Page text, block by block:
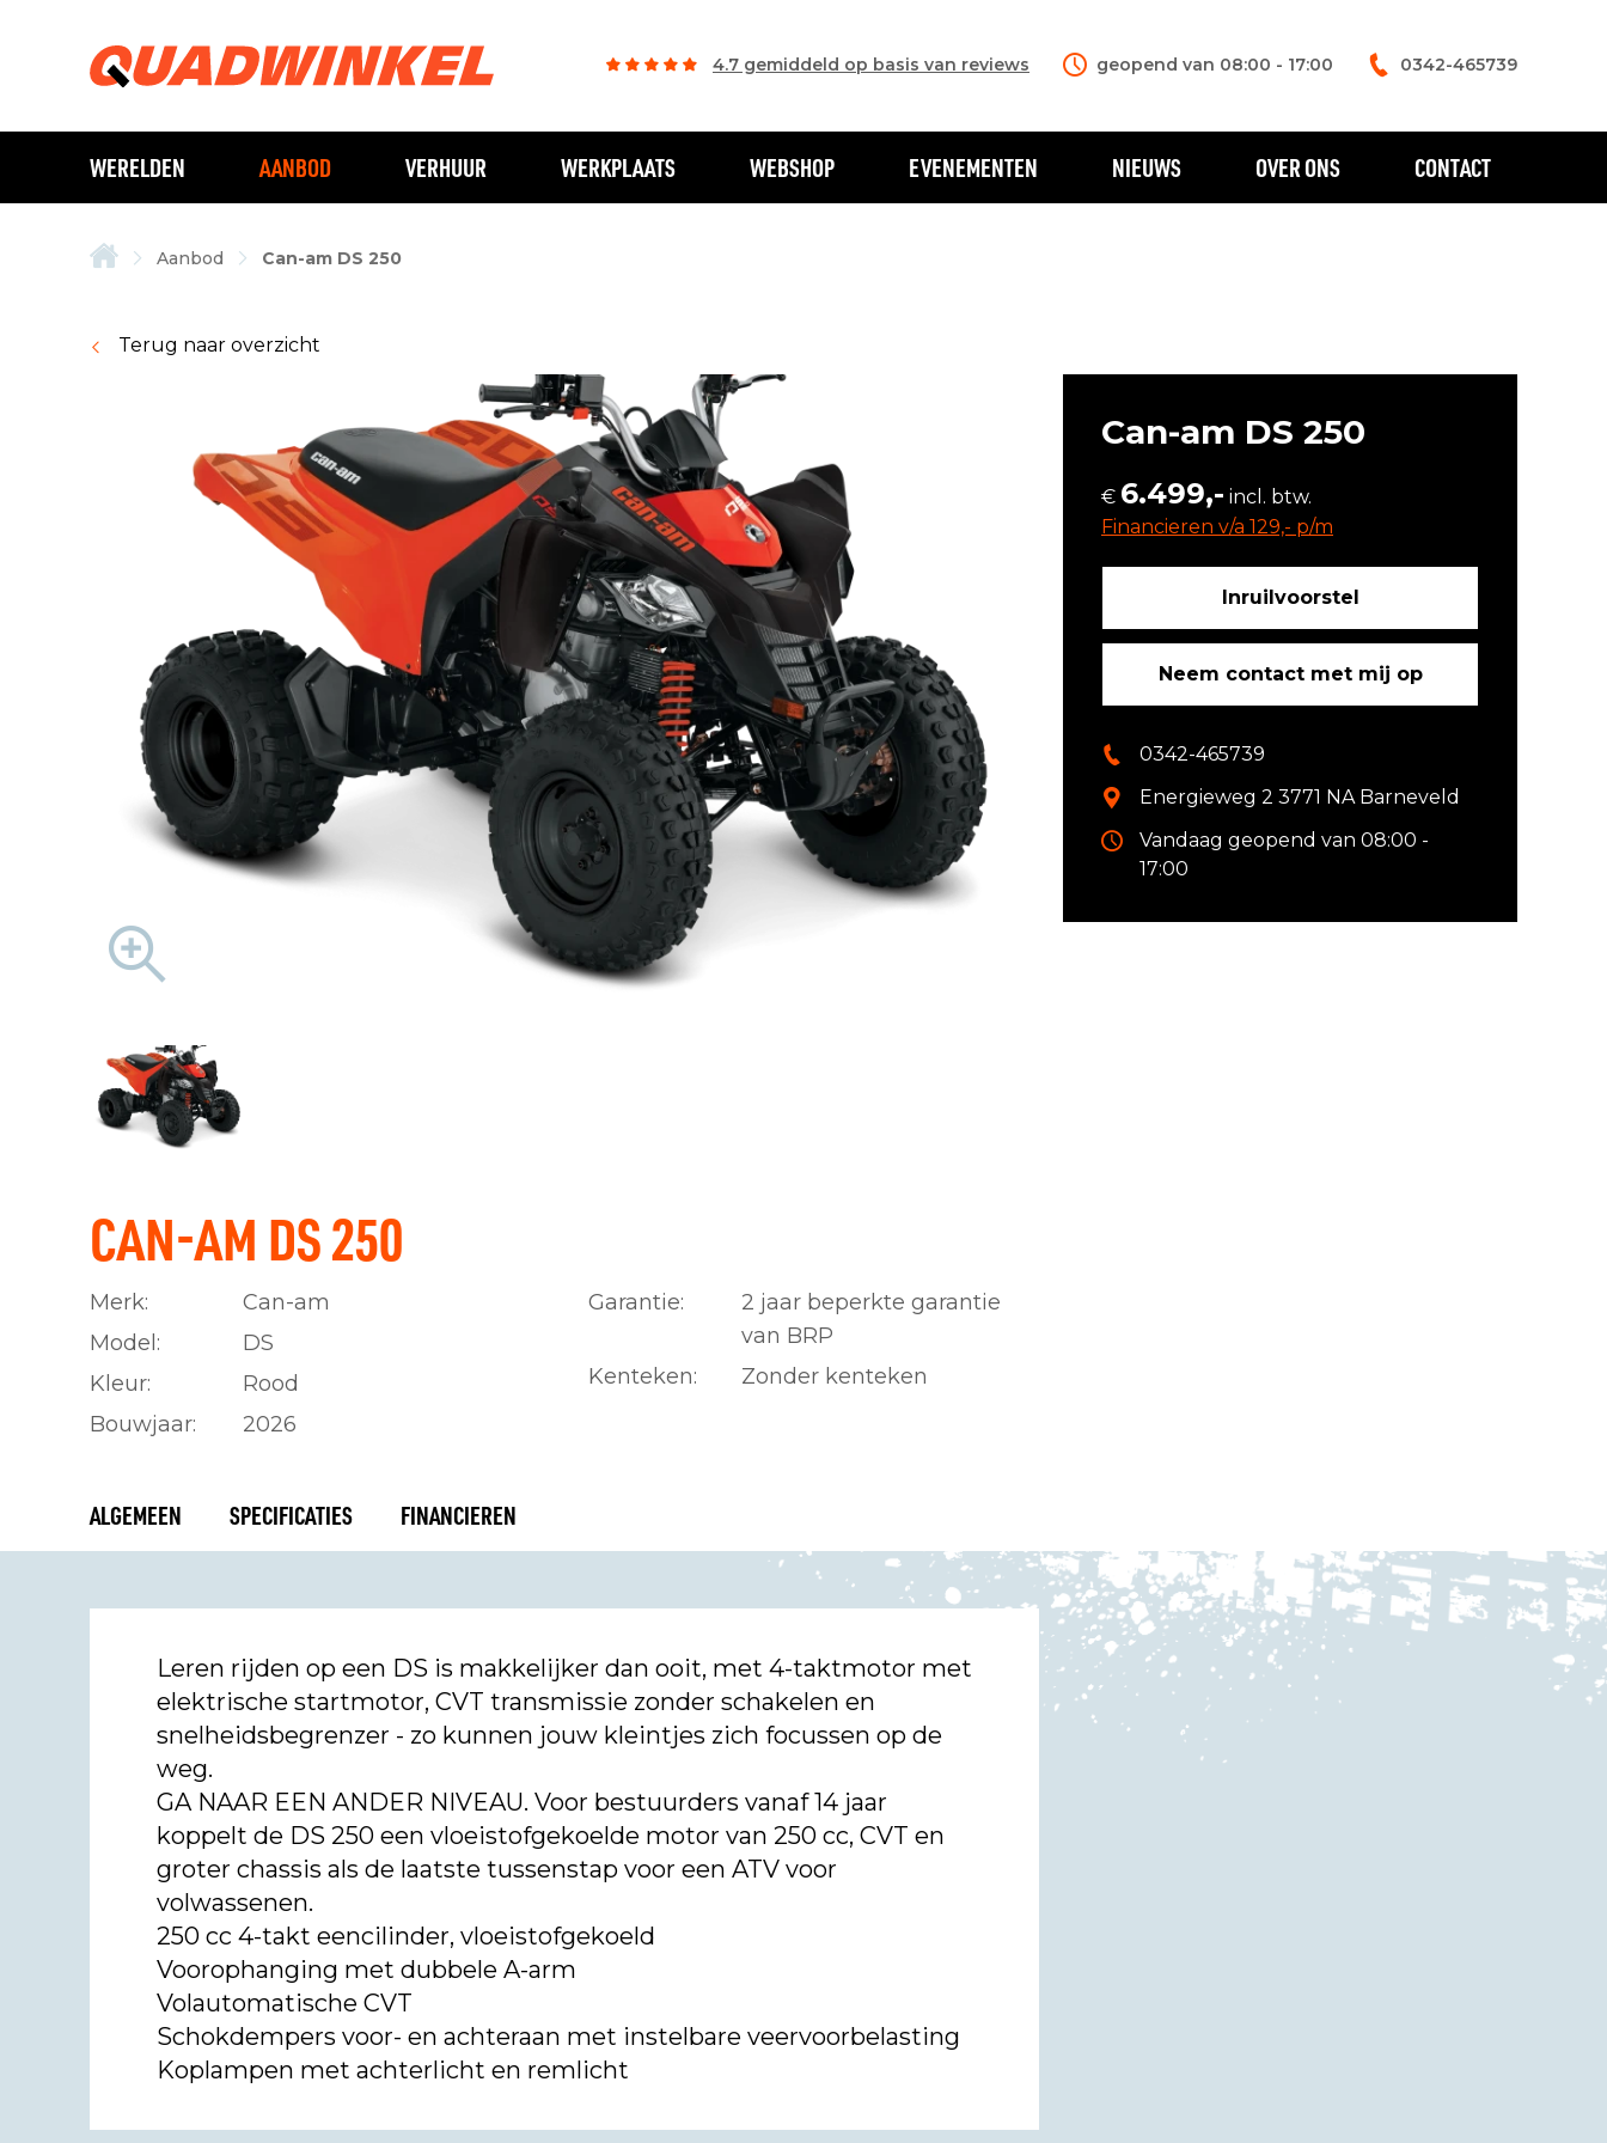
WERELDEN AANBOD VERHUUR WERKPLAATS WEBSHOP EVENEMENTEN NIEUWS OVER ONS CONTACT
4.7 gemiddeld op basis van reviews geopend van 08:00 - 17:00 0342-465739
Aanbod Can-am DS 250
Terug naar overzicht
CAN-AM DS 250
Merk:
Can-am
Model:
DS
Kleur:
Rood
Bouwjaar:
2026
Garantie:
2 jaar beperkte garantie
van BRP
Kenteken:
Zonder kenteken
ALGEMEEN SPECIFICATIES FINANCIEREN
Leren rijden op een DS is makkelijker dan ooit, met 4-taktmotor met
elektrische startmotor, CVT transmissie zonder schakelen en
snelheidsbegrenzer - zo kunnen jouw kleintjes zich focussen op de
weg.
GA NAAR EEN ANDER NIVEAU. Voor bestuurders vanaf 14 jaar
koppelt de DS 250 een vloeistofgekoelde motor van 250 cc, CVT en
groter chassis als de laatste tussenstap voor een ATV voor
volwassenen.
250 cc 4-takt eencilinder, vloeistofgekoeld
Voorophanging met dubbele A-arm
Volautomatische CVT
Schokdempers voor- en achteraan met instelbare veervoorbelasting
Koplampen met achterlicht en remlicht
Can-am DS 250
€ 6.499,- incl. btw.
Financieren v/a 129,- p/m
Inruilvoorstel
Neem contact met mij op
0342-465739
Energieweg 2 3771 NA Barneveld
Vandaag geopend van 08:00 -
17:00